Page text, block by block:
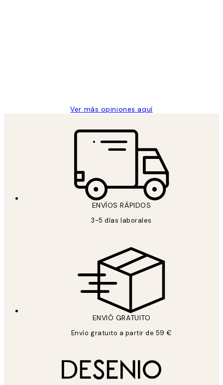
Ver más opiniones aquí
ENVÍOS RÁPIDOS
3-5 días laborales
ENVIÓ GRATUITO
Envío gratuito a partir de 59 €